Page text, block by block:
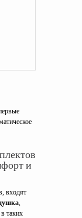
и
входят
,
таких